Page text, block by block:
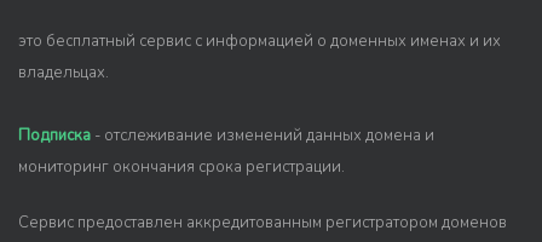
это бесплатный сервис с информацией о доменных именах и их
владельцах.
Подписка - отслеживание изменений данных домена и
мониторинг окончания срока регистрации.
Сервис предоставлен аккредитованным регистратором доменов